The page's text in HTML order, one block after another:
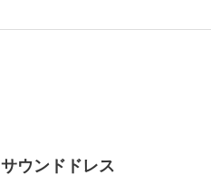
サウンドドレス